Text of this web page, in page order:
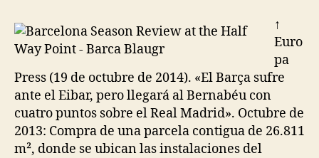
↑
Euro
pa
Press (19 de octubre de 2014). «El Barça sufre
ante el Eibar, pero llegará al Bernabéu con
cuatro puntos sobre el Real Madrid». Octubre de
2013: Compra de una parcela contigua de 26.811
m², donde se ubican las instalaciones del